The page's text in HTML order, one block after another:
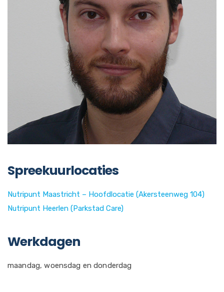
Spreekuurlocaties
Nutripunt Maastricht – Hoofdlocatie (Akersteenweg 104)
Nutripunt Heerlen (Parkstad Care)
Werkdagen
maandag, woensdag en donderdag